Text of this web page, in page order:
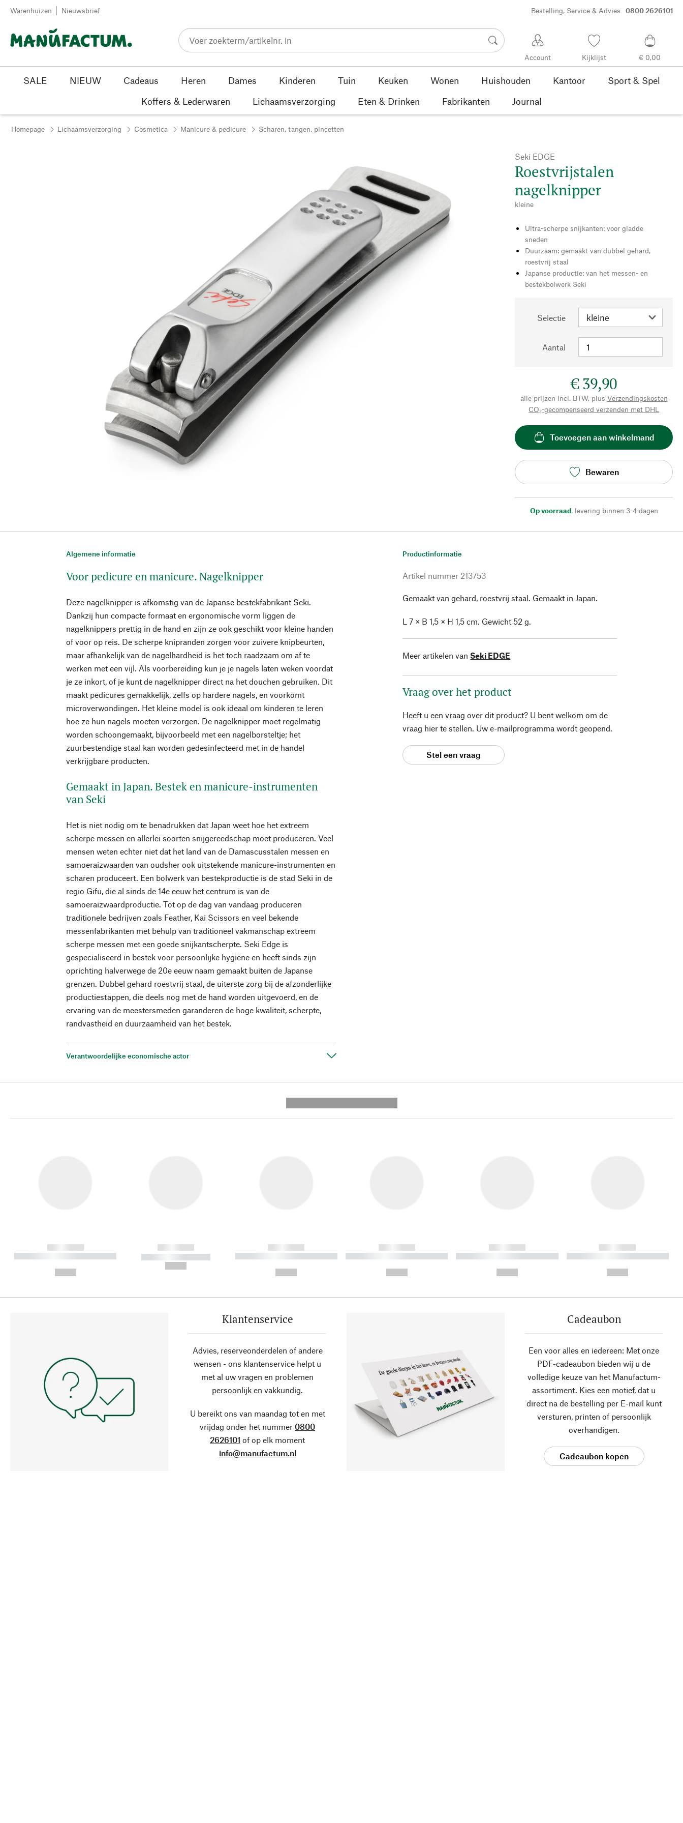
Passer au contenu
Warenhuizen Nieuwsbrief Bestelling, Service & Advies 0800 2626101
Account Kijklijst € 0,00
SALE NIEUW Cadeaus Heren Dames Kinderen Tuin Keuken Wonen Huishouden Kantoor
Sport & Spel
Koffers & Lederwaren
Lichaamsverzorging Eten & Drinken Fabrikanten Journal
Homepage Lichaamsverzorging Cosmetica Manicure & pedicure Scharen, tangen, pincetten
Seki EDGE
Roestvrijstalen
nagelknipper
kleine
Ultra-scherpe snijkanten: voor gladde
sneden
Duurzaam: gemaakt van dubbel gehard,
roestvrij staal
Japanse productie: van het messen- en
bestekbolwerk Seki
Selectie
Aantal
€ 39,90
alle prijzen incl. BTW, plus Verzendingskosten
CO₂-gecompenseerd verzenden met DHL
Toevoegen aan winkelmand
Bewaren
Op voorraad, levering binnen 3-4 dagen
Algemene informatie
Voor pedicure en manicure. Nagelknipper
Deze nagelknipper is afkomstig van de Japanse bestekfabrikant Seki.
Dankzij hun compacte formaat en ergonomische vorm liggen de
nagelknippers prettig in de hand en zijn ze ook geschikt voor kleine handen
of voor op reis. De scherpe knipranden zorgen voor zuivere knipbeurten,
maar afhankelijk van de nagelhardheid is het toch raadzaam om af te
werken met een vijl. Als voorbereiding kun je je nagels laten weken voordat
je ze inkort, of je kunt de nagelknipper direct na het douchen gebruiken. Dit
maakt pedicures gemakkelijk, zelfs op hardere nagels, en voorkomt
microverwondingen. Het kleine model is ook ideaal om kinderen te leren
hoe ze hun nagels moeten verzorgen. De nagelknipper moet regelmatig
worden schoongemaakt, bijvoorbeeld met een nagelborsteltje; het
zuurbestendige staal kan worden gedesinfecteerd met in de handel
verkrijgbare producten.
Gemaakt in Japan. Bestek en manicure-instrumenten
van Seki
Het is niet nodig om te benadrukken dat Japan weet hoe het extreem
scherpe messen en allerlei soorten snijgereedschap moet produceren. Veel
mensen weten echter niet dat het land van de Damascusstalen messen en
samoeraizwaarden van oudsher ook uitstekende manicure-instrumenten en
scharen produceert. Een bolwerk van bestekproductie is de stad Seki in de
regio Gifu, die al sinds de 14e eeuw het centrum is van de
samoeraizwaardproductie. Tot op de dag van vandaag produceren
traditionele bedrijven zoals Feather, Kai Scissors en veel bekende
messenfabrikanten met behulp van traditioneel vakmanschap extreem
scherpe messen met een goede snijkantscherpte. Seki Edge is
gespecialiseerd in bestek voor persoonlijke hygiëne en heeft sinds zijn
oprichting halverwege de 20e eeuw naam gemaakt buiten de Japanse
grenzen. Dubbel gehard roestvrij staal, de uiterste zorg bij de afzonderlijke
productiestappen, die deels nog met de hand worden uitgevoerd, en de
ervaring van de meestersmeden garanderen de hoge kwaliteit, scherpte,
randvastheid en duurzaamheid van het bestek.
Verantwoordelijke economische actor
Productinformatie
Artikel nummer 213753
Gemaakt van gehard, roestvrij staal. Gemaakt in Japan.
L 7 × B 1,5 × H 1,5 cm. Gewicht 52 g.
Meer artikelen van Seki EDGE
Vraag over het product
Heeft u een vraag over dit product? U bent welkom om de
vraag hier te stellen. Uw e-mailprogramma wordt geopend.
Stel een vraag
------------
----------- ----------- ----------
------------
----------- -----------
------------
----------- ----------- ----------
------------
----------- ----------- ----------
------------
----------- ----------- ----------
------------
----------- ----------- ----------
Klantenservice
Advies, reserveonderdelen of andere
wensen - ons klantenservice helpt u
met al uw vragen en problemen
persoonlijk en vakkundig.
U bereikt ons van maandag tot en met
vrijdag onder het nummer 0800
2626101 of op elk moment
info@manufactum.nl
Cadeaubon
Een voor alles en iedereen: Met onze
PDF-cadeaubon bieden wij u de
volledige keuze van het Manufactum-
assortiment. Kies een motief, dat u
direct na de bestelling per E-mail kunt
versturen, printen of persoonlijk
overhandigen.
Cadeaubon kopen